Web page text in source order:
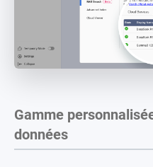
Gamme
données